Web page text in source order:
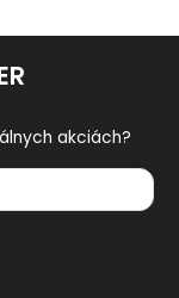
akciách?